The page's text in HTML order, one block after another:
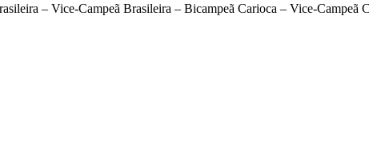
– Vice-Campeã Brasileira – Bicampeã Carioca – Vice-